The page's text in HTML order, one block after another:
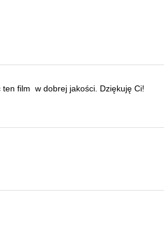
ten film w dobrej jakości. Dziękuję Ci!